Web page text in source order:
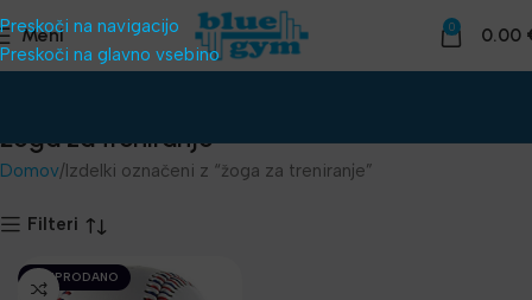
Preskoči na navigacijo
Preskoči na glavno vsebino
Meni 0 0.00
žoga za treniranje
Domov Izdelki označeni z “žoga za treniranje”
Filteri
RAZPRODANO